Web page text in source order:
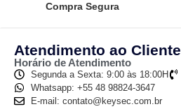
Compra Segura
Atendimento ao Cliente
Horário de Atendimento
Segunda a Sexta: 9:00 às 18:00H
Whatsapp: +55 48 98824-3647
E-mail: contato@keysec.com.br